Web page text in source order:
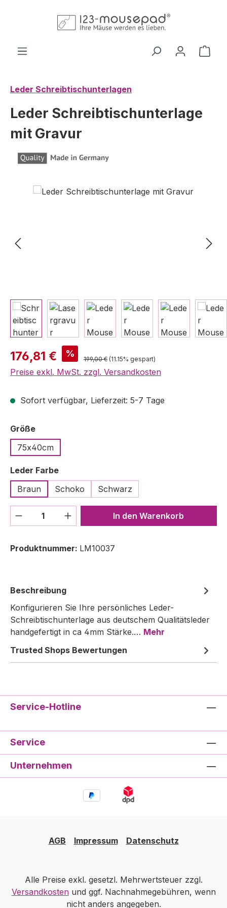
Leder Schreibtischunterlagen
Leder Schreibtischunterlage
mit Gravur
Bildergalerie überspringen
Verkaufspreis:
176,81 € % Regulärer Preis:
199,00 € (11.15% gespart)
Preise exkl. MwSt. zzgl. Versandkosten
Sofort verfügbar, Lieferzeit: 5-7 Tage
Größeauswählen
75x40cm
Leder Farbeauswählen
Braun
Schoko Schwarz
Produkt Anzahl: Gib denIn den Warenkorb
Produktnummer: LM10037
Beschreibung
Konfigurieren Sie Ihre persönliches Leder-
Schreibtischunterlage aus deutschem Qualitätsleder
handgefertigt in ca 4mm Stärke.… Mehr
Trusted Shops Bewertungen
Service-Hotline
Service
Unternehmen
AGB Impressum Datenschutz
Alle Preise exkl. gesetzl. Mehrwertsteuer zzgl.
Versandkostenund ggf. Nachnahmegebühren, wenn
nicht anders angegeben.